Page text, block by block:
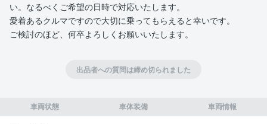
車両状態 車体装備 車両情報
い。なるべくご希望の日時で対応いたします。
愛着あるクルマですので大切に乗ってもらえると幸いです。
ご検討のほど、何卒よろしくお願いいたします。
出品者への質問は締め切られました